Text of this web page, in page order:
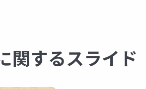
関するスライド